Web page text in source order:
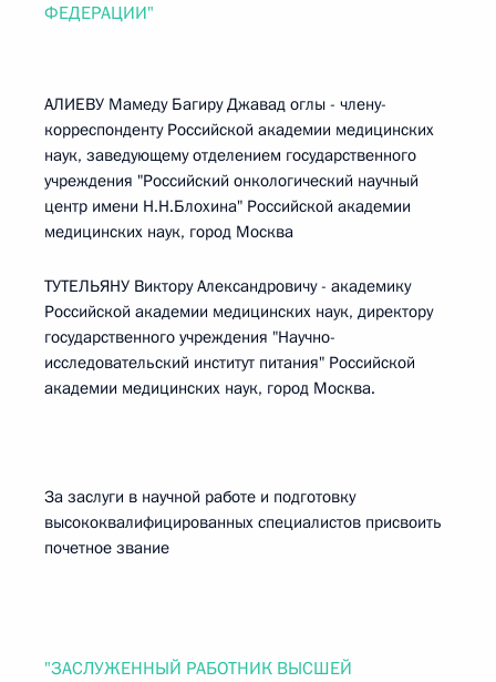
ФЕДЕРАЦИИ"
АЛИЕВУ Мамеду Багиру Джавад оглы - члену-
корреспонденту Российской академии медицинских
наук, заведующему отделением государственного
учреждения "Российский онкологический научный
центр имени Н.Н.Блохина" Российской академии
медицинских наук, город Москва
ТУТЕЛЬЯНУ Виктору Александровичу - академику
Российской академии медицинских наук, директору
государственного учреждения "Научно-
исследовательский институт питания" Российской
академии медицинских наук, город Москва.
За заслуги в научной работе и подготовку
высококвалифицированных специалистов присвоить
почетное звание
"ЗАСЛУЖЕННЫЙ РАБОТНИК ВЫСШЕЙ